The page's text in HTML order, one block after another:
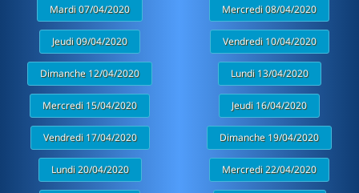
Mardi 07/04/2020 Mercredi 08/04/2020
Jeudi 09/04/2020 Vendredi 10/04/2020
Dimanche 12/04/2020 Lundi 13/04/2020
Mercredi 15/04/2020 Jeudi 16/04/2020
Vendredi 17/04/2020 Dimanche 19/04/2020
Lundi 20/04/2020 Mercredi 22/04/2020